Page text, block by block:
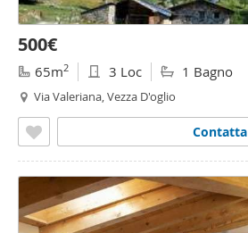
500€
65m2 3 Loc 1 Bagno
Via Valeriana, Vezza D'oglio
Contatta